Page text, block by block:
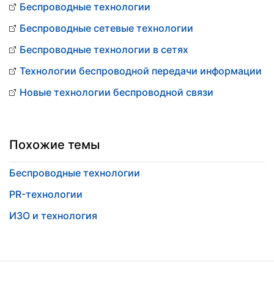
Беспроводные технологии
Беспроводные сетевые технологии
Беспроводные технологии в сетях
Технологии беспроводной передачи информации
Новые технологии беспроводной связи
Похожие темы
Беспроводные технологии
PR-технологии
ИЗО и технология